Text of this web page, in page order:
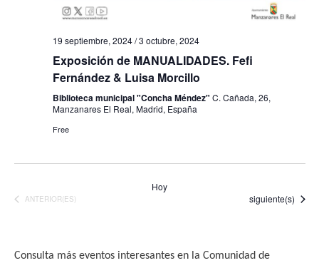
19 septiembre, 2024/3 octubre, 2024
Exposición de MANUALIDADES. Fefi
Fernández & Luisa Morcillo
Biblioteca municipal "Concha Méndez" C. Cañada, 26,
Manzanares El Real, Madrid, España
Free
EVENTOS
ANTERIOR(ES)
Hoy
Eventos
siguiente(s)
Consulta más eventos interesantes en la Comunidad de